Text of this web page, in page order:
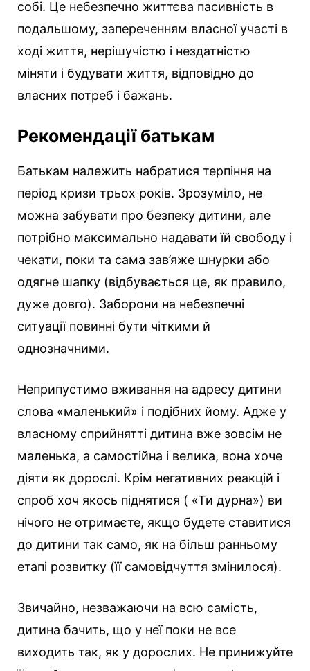
собі. Це небезпечно життєва пасивність в
подальшому, запереченням власної участі в
ході життя, нерішучістю і нездатністю
міняти і будувати життя, відповідно до
власних потреб і бажань.
Рекомендації батькам
Батькам належить набратися терпіння на
період кризи трьох років. Зрозуміло, не
можна забувати про безпеку дитини, але
потрібно максимально надавати їй свободу і
чекати, поки та сама зав’яже шнурки або
одягне шапку (відбувається це, як правило,
дуже довго). Заборони на небезпечні
ситуації повинні бути чіткими й
однозначними.
Неприпустимо вживання на адресу дитини
слова «маленький» і подібних йому. Адже у
власному сприйнятті дитина вже зовсім не
маленька, а самостійна і велика, вона хоче
діяти як дорослі. Крім негативних реакцій і
спроб хоч якось піднятися ( «Ти дурна») ви
нічого не отримаєте, якщо будете ставитися
до дитини так само, як на більш ранньому
етапі розвитку (її самовідчуття змінилося).
Звичайно, незважаючи на всю самість,
дитина бачить, що у неї поки не все
виходить так, як у дорослих. Не принижуйте